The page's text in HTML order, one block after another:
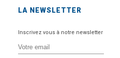
LA NEWSLETTER
Inscrivez vous à notre newsletter